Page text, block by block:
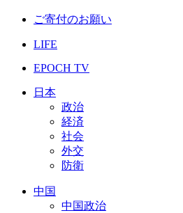
ご寄付のお願い
LIFE
EPOCH TV
日本
政治
経済
社会
外交
防衛
中国
中国政治